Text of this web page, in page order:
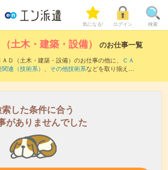
気になる! ログイン 検索
土木・建築・設備） のお仕事一覧
Ｄ（土木・建築・設備）のお仕事の他に、
ＣＡ
連（技術系） 、 その他技術系などを取り揃えて
した条件に合う
がありませんでした